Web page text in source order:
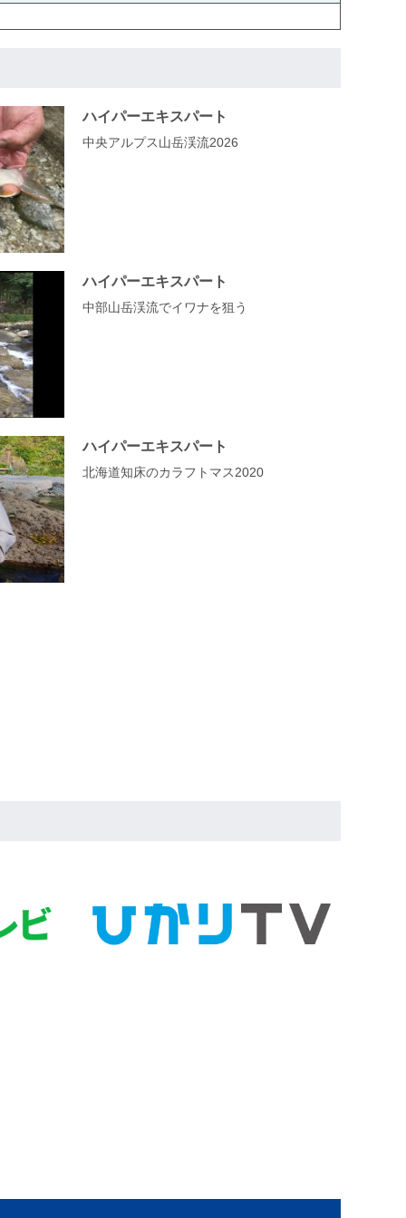
ハイパーエキスパート
中央アルプス山岳渓流2026
ハイパーエキスパート
中部山岳渓流でイワナを狙う
ハイパーエキスパート
北海道知床のカラフトマス2020